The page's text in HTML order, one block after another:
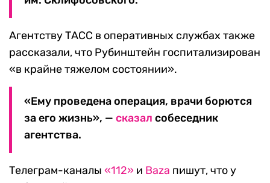
Агентству ТАСС в оперативных службах также
рассказали, что Рубинштейн госпитализирован
«в крайне тяжелом состоянии».
«Ему проведена операция, врачи борются
за его жизнь», — сказал собеседник
агентства.
Телеграм-каналы «112» и Baza пишут, что у